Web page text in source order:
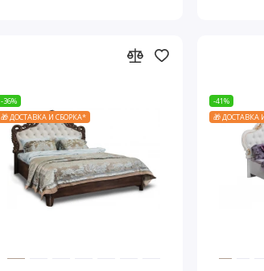
-36%
🎁 ДОСТАВКА И СБОРКА*
-41%
🎁 ДОСТАВКА